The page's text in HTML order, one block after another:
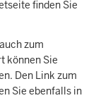
finden Sie
zum
können Sie
Den Link zum
Sie ebenfalls in